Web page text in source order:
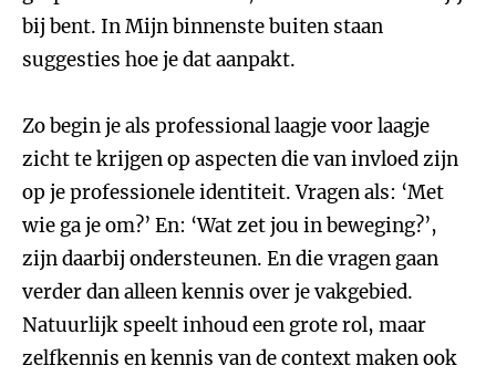
bij bent. In Mijn binnenste buiten staan
suggesties hoe je dat aanpakt.
Zo begin je als professional laagje voor laagje
zicht te krijgen op aspecten die van invloed zijn
op je professionele identiteit. Vragen als: ‘Met
wie ga je om?’ En: ‘Wat zet jou in beweging?’,
zijn daarbij ondersteunen. En die vragen gaan
verder dan alleen kennis over je vakgebied.
Natuurlijk speelt inhoud een grote rol, maar
zelfkennis en kennis van de context maken ook